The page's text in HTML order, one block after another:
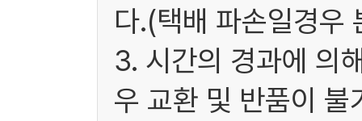
다.(택배 파손일경우
3. 시간의 경과에 의
우 교환 및 반품이 불